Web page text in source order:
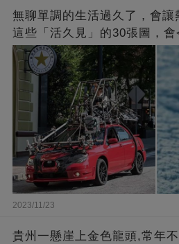
無聊單調的生活過久了，會讓
這些「活久見」的30張圖，會
2023/11/23
貴州一懸崖上金色龍頭,常年